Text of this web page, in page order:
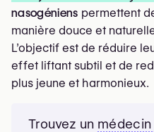
nasogéniens permettent
manière douce et
L’objectif est de réduire
effet liftant subtil et de
plus jeune et harmonieux.
Trouvez un